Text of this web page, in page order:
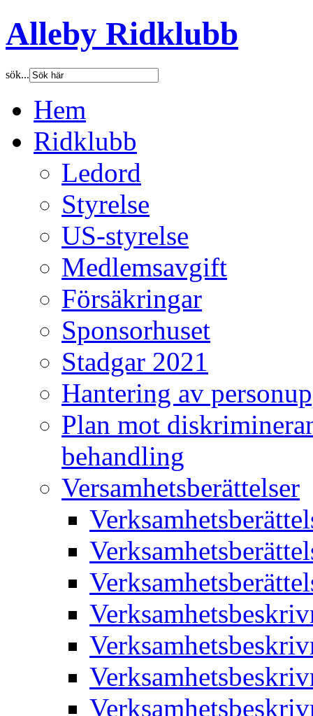
Alleby Ridklubb
sök...
Hem
Ridklubb
Ledord
Styrelse
US-styrelse
Medlemsavgift
Försäkringar
Sponsorhuset
Stadgar 2021
Hantering av
Plan mot
behandling
Versamhetsberättelser